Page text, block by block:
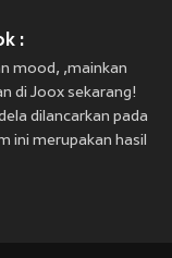
:
mood, ,mainkan
di Joox sekarang!
dilancarkan pada
ini merupakan hasil